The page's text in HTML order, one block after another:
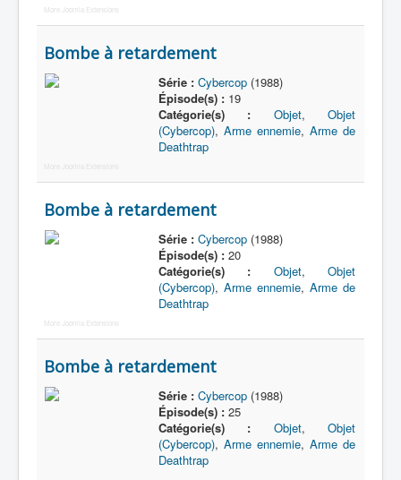
Générique
More Joomla Extensions
Bombe à retardement
Série : Cybercop(1988)
Épisode(s) :19
Catégorie(s) :
Objet,Objet
(Cybercop), Arme ennemie, Arme de
Deathtrap
More Joomla Extensions
Bombe à retardement
Série : Cybercop(1988)
Épisode(s) :20
Catégorie(s) :
Objet,Objet
(Cybercop), Arme ennemie, Arme de
Deathtrap
More Joomla Extensions
Bombe à retardement
Série : Cybercop(1988)
Épisode(s) :25
Catégorie(s) :
Objet,Objet
(Cybercop), Arme ennemie, Arme de
Deathtrap